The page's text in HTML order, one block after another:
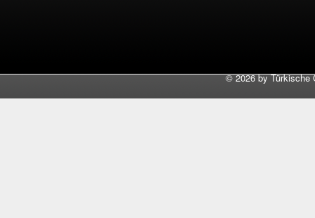
©2026 by Türkische